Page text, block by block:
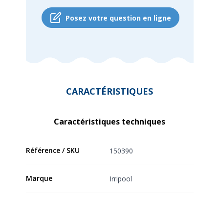
Posez votre question en ligne
CARACTÉRISTIQUES
Caractéristiques techniques
Référence / SKU 150390
Marque Irripool